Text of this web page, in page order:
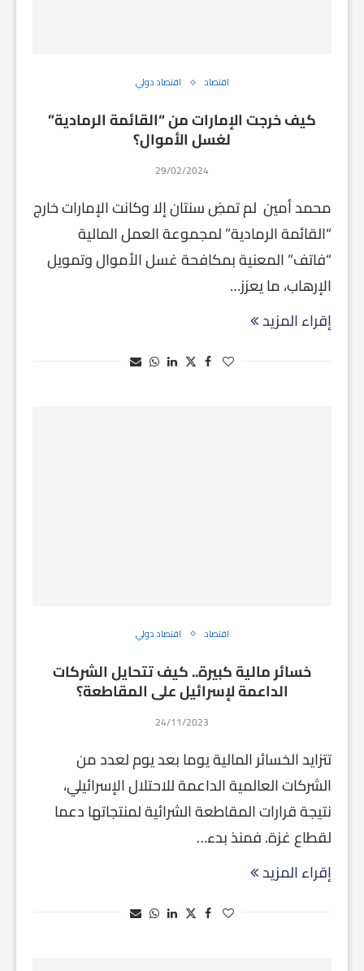
اقتصاد اقتصاد دولي
كيف خرجت الإمارات من “القائمة الرمادية”
لغسل الأموال؟
29/02/2024
محمد أمين لم تمضِ سنتان إلا وكانت الإمارات خارج
“القائمة الرمادية” لمجموعة العمل المالية
“فاتف” المعنية بمكافحة غسل الأموال وتمويل
الإرهاب، ما يعزز…
إقراء المزيد
اقتصاد اقتصاد دولي
خسائر مالية كبيرة.. كيف تتحايل الشركات
الداعمة لإسرائيل على المقاطعة؟
24/11/2023
تتزايد الخسائر المالية يوما بعد يوم لعدد من
الشركات العالمية الداعمة للاحتلال الإسرائيلي،
نتيجة قرارات المقاطعة الشرائية لمنتجاتها دعما
لقطاع غزة. فمنذ بدء…
إقراء المزيد